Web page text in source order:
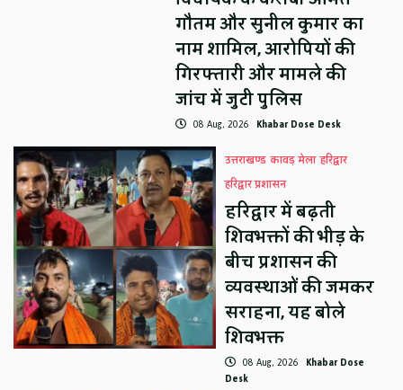
गौतम और सुनील कुमार का
नाम शामिल, आरोपियों की
गिरफ्तारी और मामले की
जांच में जुटी पुलिस
08 Aug, 2026 Khabar Dose Desk
उत्तराखण्ड कावड़ मेला हरिद्वार
हरिद्वार प्रशासन
हरिद्वार में बढ़ती
शिवभक्तों की भीड़ के
बीच प्रशासन की
व्यवस्थाओं की जमकर
सराहना, यह बोले
शिवभक्त
08 Aug, 2026 Khabar Dose
Desk